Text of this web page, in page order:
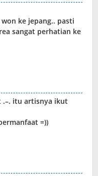
ke jepang.. pasti
sangat perhatian ke
.–. itu artisnya ikut
=))